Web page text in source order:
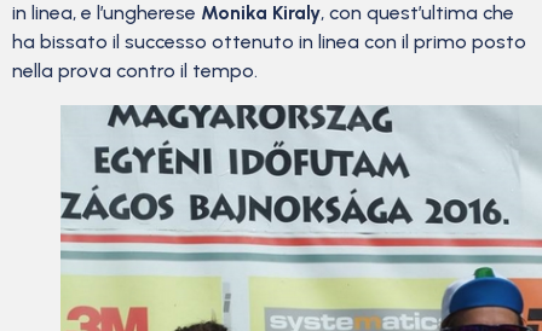
in linea, e l’ungherese Monika Kiraly, con quest’ultima che
ha bissato il successo ottenuto in linea con il primo posto
nella prova contro il tempo.